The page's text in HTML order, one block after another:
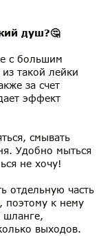
душ?🤔
с большим
такой лейки
за счет
эффект
смывать
Удобно мыться
не хочу!
отдельную часть
поэтому к нему
шланге,
выходов.